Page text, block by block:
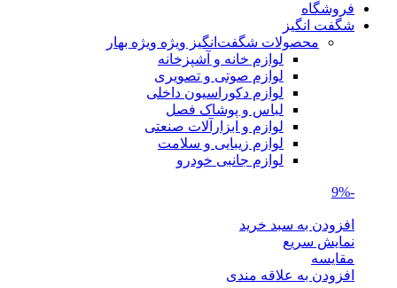
فروشگاه
شگفت انگیز
محصولات شگفت‌انگیز ویژه ویژه بهار
لوازم خانه و آشپزخانه
لوازم صوتی و تصویری
لوازم دکوراسیون داخلی
لباس و پوشاک فصل
لوازم و ابزارآلات صنعتی
لوازم زیبایی و سلامت
لوازم جانبی خودرو
-9%
افزودن به سبد خرید
نمایش سریع
مقايسه
افزودن به علاقه مندی